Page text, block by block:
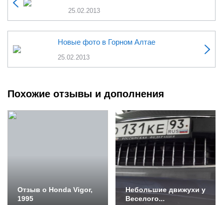
25.02.2013
Новые фото в Горном Алтае
25.02.2013
Похожие отзывы и дополнения
Отзыв о Honda Vigor,
1995
Небольшие движухи у
Веселого...